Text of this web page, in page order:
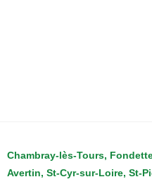
Chambray-lès-Tours,
Avertin, St-Cyr-sur-Loire, St-